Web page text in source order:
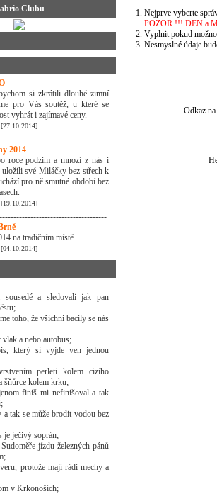
Clubu
si zkrátili dlouhé zimní
pro Vás soutěž, u které se
vyhrát i zajímavé ceny.
[27.10.2014]
2014
roce podzim a mnozí z nás i
uložili své Miláčky bez střech k
pro ně smutné období bez
[19.10.2014]
na tradičním místě.
[04.10.2014]
a sledovali jak pan
toho, že všichni bacily se nás
vlak a nebo autobus;
který si vyjde ven jednou
perleti kolem cizího
šňůrce kolem krku;
finiš mi nefinišoval a tak
a tak se může brodit vodou bez
je ječivý soprán;
jízdu železných pánů
protože mají rádi mechy a
v Krkonoších;
Nejprve vyberte
POZOR !!! DEN a
Vyplnit pokud
Nesmyslné údaje
Odkaz